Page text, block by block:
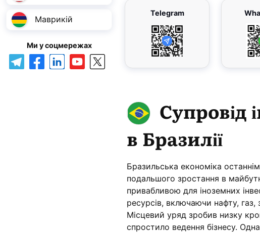
Маврикій
Ми у соцмережах
Telegram
Супровід
в Бразилії
Бразильська економіка
подальшого зростання в
привабливою для іноземних
ресурсів, включаючи нафту, газ,
Місцевий уряд зробив низку
спростило ведення бізнесу.